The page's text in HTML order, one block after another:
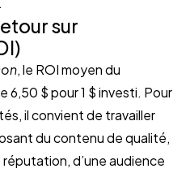
sur
, le ROI moyen du
6,50 $ pour 1 $ investi. Pour
il convient de travailler
du contenu de qualité,
d’une audience